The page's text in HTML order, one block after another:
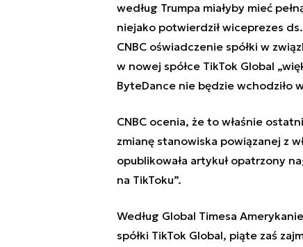
według Trumpa miałyby mieć
niejako potwierdził wiceprezes
CNBC oświadczenie spółki w
w nowej spółce TikTok Global „
ByteDance nie będzie wchodziło
CNBC ocenia, że to właśnie
zmianę stanowiska powiązanej z
opublikowała artykuł opatrzony
na TikToku”.
Według Global Timesa
spółki TikTok Global, piąte zaś